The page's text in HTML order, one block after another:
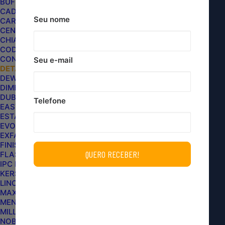
CADILLAC
CARPRO
CENTRALSUL
CHIAPERINI
CODE
CONDOR
DETAILER
DEWALT
DIMENSION CUSTOMS
DUB BOYZ
EASYTECH
ESTAR
EVOX
EXFAK
FINISHER
FLASH LIMP
IPC BRASIL
KERS
LINCOLN
MAXPRO
MENZERNA
MILLS AUTOMOTIVE
NOBRECAR
em aço usinado, que possui super resistência à
giratória de detalhe. O adaptador também possui
Rosca interna M14
Tamanho 4,5 cm
Seu nome
Seu e-mail
Telefone